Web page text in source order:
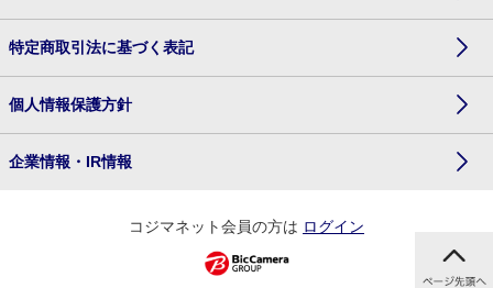
特定商取引法に基づく表記
個人情報保護方針
企業情報・IR情報
コジマネット会員の方は ログイン